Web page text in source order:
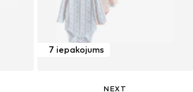
7 iepakojums
NEXT